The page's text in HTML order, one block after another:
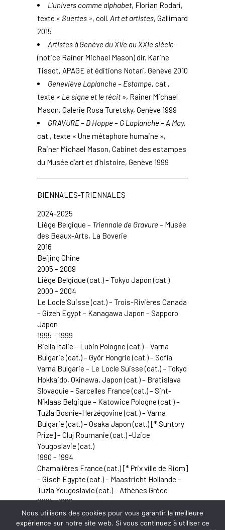
L’univers comme alphabet, Florian Rodari,
texte « Suertes », coll. Art et artistes, Gallimard
2015
Artistes à Genève du XVe au XXIe siècle
(notice Rainer Michael Mason) dir. Karine
Tissot, APAGE et éditions Notari, Genève 2010
Geneviève Laplanche – Estampe, cat.,
texte « Le signe et le récit », Rainer Michael
Mason, Galerie Rosa Turetsky, Genève 1999
GRAVURE – D Hoppe – G Laplanche – A May,
cat., texte « Une métaphore humaine »,
Rainer Michael Mason, Cabinet des estampes
du Musée d’art et d’histoire, Genève 1999
BIENNALES-TRIENNALES
2024-2025
Liège Belgique – Triennale de Gravure– Musée
des Beaux-Arts, La Boverie
2016
Beijing Chine
2005 – 2009
Liège Belgique (cat.) – Tokyo Japon (cat.)
2000 – 2004
Le Locle Suisse (cat.) –Trois-Rivières Canada
– Gizeh Egypt – Kanagawa Japon – Sapporo
Japon
1995 – 1999
Biella Italie – Lubin Pologne (cat.) – Varna
Bulgarie (cat.) – Györ Hongrie (cat.) – Sofia
Varna Bulgarie – Le Locle Suisse (cat.) – Tokyo
Hokkaido, Okinawa, Japon (cat.) – Bratislava
Slovaquie – Sarcelles France (cat.) – Sint-
Niklaas Belgique – Katowice Pologne (cat.) –
Tuzla Bosnie-Herzégovine (cat.) – Varna
Bulgarie (cat.) – Osaka Japon (cat.) [* Suntory
Prize] – Cluj Roumanie (cat.) –Uzice
Yougoslavie (cat.)
1990 – 1994
Chamalières France (cat.) [* Prix ville de Riom]
– Giseh Egypte (cat.) – Maastricht Hollande –
Tuzla Yougoslavie (cat.) – Athènes Grèce
1986 – 1989
Ljubljana Yougoslavie (cat.) – Frechen RFA
(cat.)
Nous utilisons des cookies pour vous garantir la meilleure
expérience sur notre site web. Si vous continuez à utiliser ce